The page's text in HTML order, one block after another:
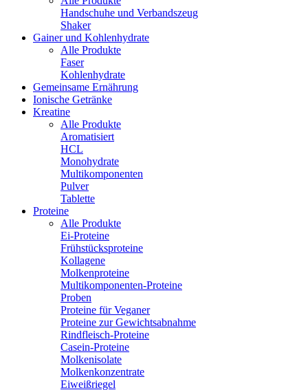
Handschuhe und Verbandszeug
Shaker
Gainer und Kohlenhydrate
Alle Produkte
Faser
Kohlenhydrate
Gemeinsame Ernährung
Ionische Getränke
Kreatine
Alle Produkte
Aromatisiert
HCL
Monohydrate
Multikomponenten
Pulver
Tablette
Proteine
Alle Produkte
Ei-Proteine
Frühstücksproteine
Kollagene
Molkenproteine
Multikomponenten-Proteine
Proben
Proteine für Veganer
Proteine zur Gewichtsabnahme
Rindfleisch-Proteine
Casein-Proteine
Molkenisolate
Molkenkonzentrate
Eiweißriegel